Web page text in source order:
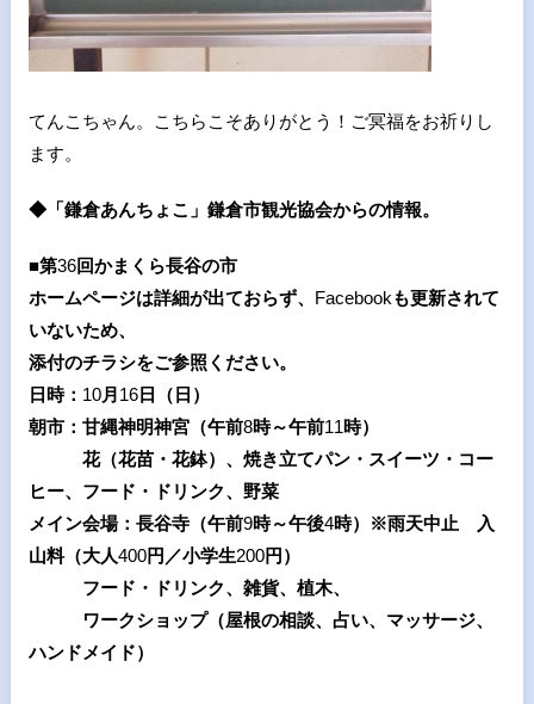
てんこちゃん。こちらこそありがとう！ご冥福をお祈りし
ます。
◆「鎌倉あんちょこ」鎌倉市観光協会からの情報。
■第36回かまくら長谷の市
ホームページは詳細が出ておらず、 Facebookも更新されて
いないため、
添付のチラシをご参照ください。
日時： 10月 16日（日）
朝市：甘縄神明神宮（午前8時～午前11時）
花（花苗・花鉢）、焼き立てパン・スイーツ・コー
ヒー、フード・ドリンク、野菜
メイン会場：長谷寺（午前9時～午後4時）※雨天中止 入
山料（大人400円／小学生200円）
フード・ドリンク、雑貨、植木、
ワークショップ（屋根の相談、占い、マッサージ、
ハンドメイド）